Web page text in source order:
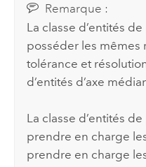
Remarque :
La classe d’entités
posséder les mêmes
tolérance et
d’entités d’axe
La classe d’entités
prendre en charge
prendre en charge